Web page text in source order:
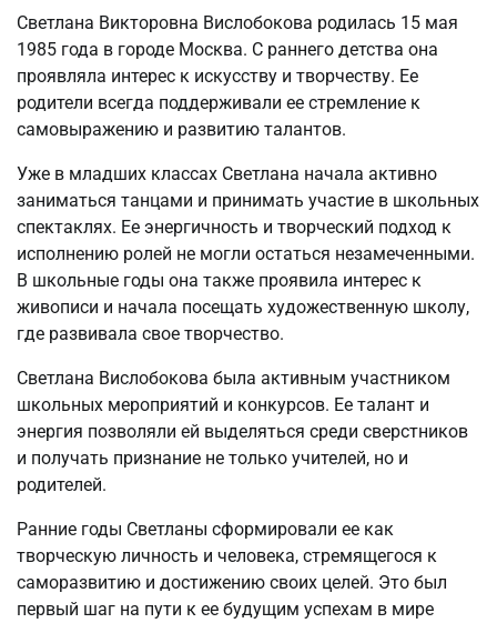
Светлана Викторовна Вислобокова родилась 15 мая
1985 года в городе Москва. С раннего детства она
проявляла интерес к искусству и творчеству. Ее
родители всегда поддерживали ее стремление к
самовыражению и развитию талантов.
Уже в младших классах Светлана начала активно
заниматься танцами и принимать участие в школьных
спектаклях. Ее энергичность и творческий подход к
исполнению ролей не могли остаться незамеченными.
В школьные годы она также проявила интерес к
живописи и начала посещать художественную школу,
где развивала свое творчество.
Светлана Вислобокова была активным участником
школьных мероприятий и конкурсов. Ее талант и
энергия позволяли ей выделяться среди сверстников
и получать признание не только учителей, но и
родителей.
Ранние годы Светланы сформировали ее как
творческую личность и человека, стремящегося к
саморазвитию и достижению своих целей. Это был
первый шаг на пути к ее будущим успехам в мире